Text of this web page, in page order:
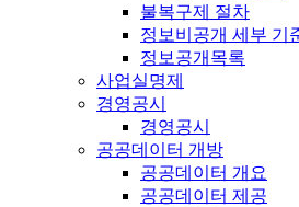
불복구제 절차
정보비공개 세부 기
정보공개목록
사업실명제
경영공시
경영공시
공공데이터 개방
공공데이터 개요
공공데이터 제공